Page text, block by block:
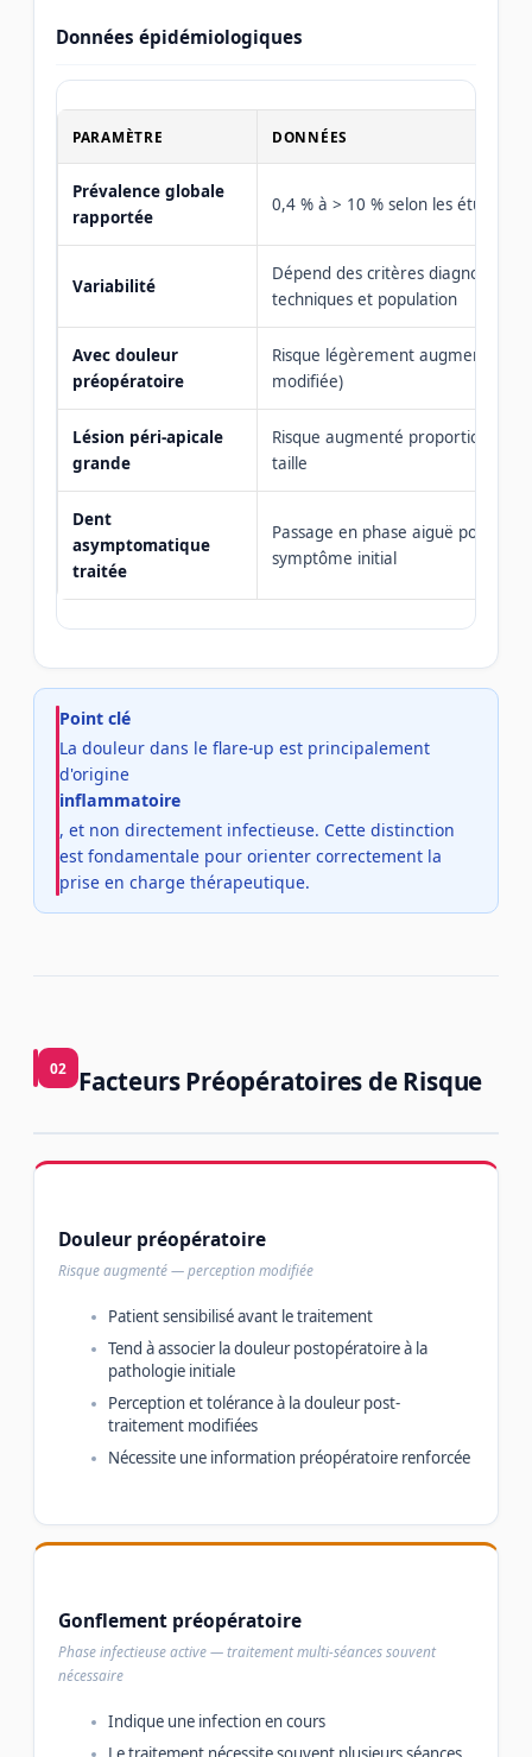
Données épidémiologiques
PARAMÈTRE DONNÉES
Prévalence globale
rapportée
0,4 % à > 10 % selon les études
Variabilité
Dépend des critères
techniques et population
Avec douleur
préopératoire
Risque légèrement augmenté
modifiée)
Lésion péri-apicale
grande
Risque augmenté
taille
Dent
asymptomatique
traitée
Passage en phase aiguë possible
symptôme initial
Point clé
La douleur dans le flare-up est principalement
d'origine
inflammatoire
, et non directement infectieuse. Cette distinction
est fondamentale pour orienter correctement la
prise en charge thérapeutique.
02 Facteurs Préopératoires de Risque
Douleur préopératoire
Risque augmenté — perception modifiée
Patient sensibilisé avant le traitement
Tend à associer la douleur postopératoire à la
pathologie initiale
Perception et tolérance à la douleur post-
traitement modifiées
Nécessite une information préopératoire renforcée
Gonflement préopératoire
Phase infectieuse active — traitement multi-séances souvent
nécessaire
Indique une infection en cours